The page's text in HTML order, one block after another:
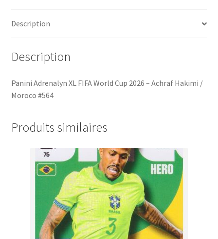
Description
Description
Panini Adrenalyn XL FIFA World Cup 2026 – Achraf Hakimi /
Moroco #564
Produits similaires